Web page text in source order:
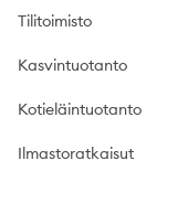
Tilitoimisto
Kasvintuotanto
Kotieläintuotanto
Ilmastoratkaisut